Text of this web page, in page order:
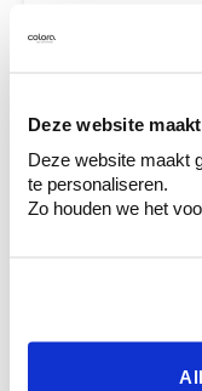
Deze website
Deze website maakt
te personaliseren.
Zo houden we het
Ontdek er
Bekijk er
Krijg
Ga samen